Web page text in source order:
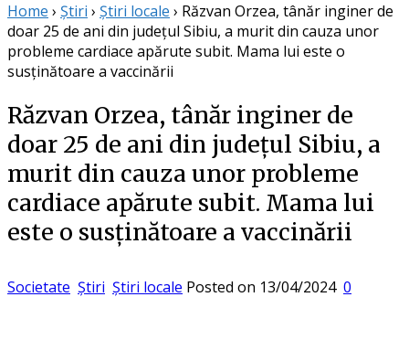
Home › Știri › Știri locale › Răzvan Orzea, tânăr inginer de
doar 25 de ani din județul Sibiu, a murit din cauza unor
probleme cardiace apărute subit. Mama lui este o
susținătoare a vaccinării
Răzvan Orzea, tânăr inginer de
doar 25 de ani din județul Sibiu, a
murit din cauza unor probleme
cardiace apărute subit. Mama lui
este o susținătoare a vaccinării
Societate Știri Știri locale Posted on 13/04/2024 0